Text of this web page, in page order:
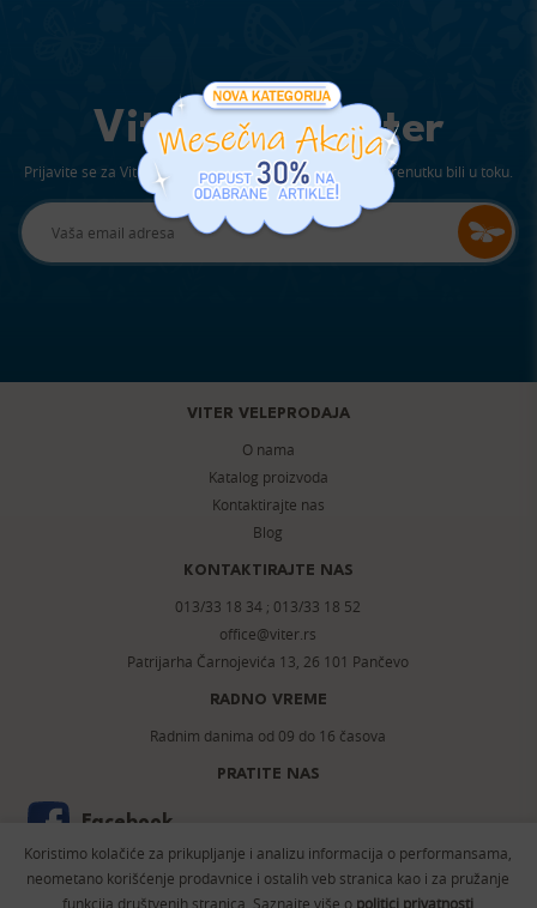
Viter Newsletter
Prijavite se za Viterov newsletter kako bi ste u svakom trenutku bili u toku.
VITER VELEPRODAJA
O nama
Katalog proizvoda
Kontaktirajte nas
Blog
KONTAKTIRAJTE NAS
013/33 18 34 ; 013/33 18 52
office@viter.rs
Patrijarha Čarnojevića 13, 26 101 Pančevo
RADNO VREME
Radnim danima od 09 do 16 časova
PRATITE NAS
Facebook
Instagram
Koristimo kolačiće za prikupljanje i analizu informacija o performansama,
neometano korišćenje prodavnice i ostalih veb stranica kao i za pružanje
funkcija društvenih stranica. Saznajte više o politici privatnosti